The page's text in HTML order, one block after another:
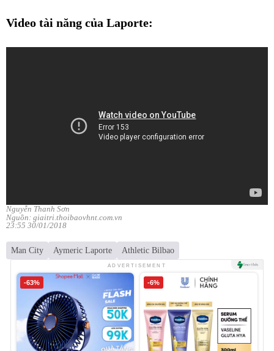
Video tài năng của Laporte:
Nguyễn Thanh Sơn
Nguồn: giaitri.thoibaovhnt.com.vn
23:55 30/01/2018
Man City Aymeric Laporte Athletic Bilbao
ADVERTISEMENT
-63% -6%